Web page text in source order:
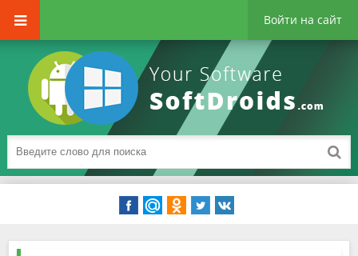
Войти на сайт